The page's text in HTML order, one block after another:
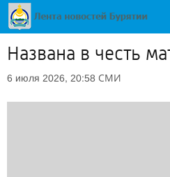
Названа в честь
6 июля 2026, 20:58 СМИ